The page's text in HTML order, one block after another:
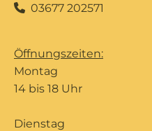
 03677 202571
Öffnungszeiten:
Montag
14 bis 18 Uhr
Dienstag